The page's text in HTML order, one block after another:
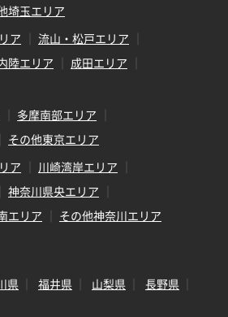
埼玉エリア
ア
流山・松戸エリア
陸エリア
成田エリア
多摩南部エリア
その他東京エリア
ア
川崎湾岸エリア
神奈川県央エリア
エリア その他神奈川エリア
県 福井県 山梨県
長野県